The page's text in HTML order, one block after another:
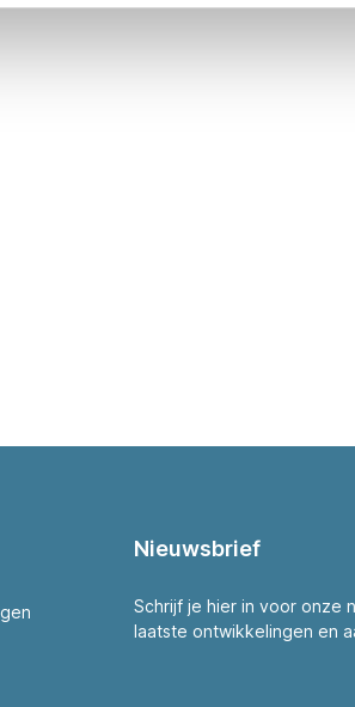
Nieuwsbrief
Schrijf je hier in voor onze
laatste ontwikkelingen en